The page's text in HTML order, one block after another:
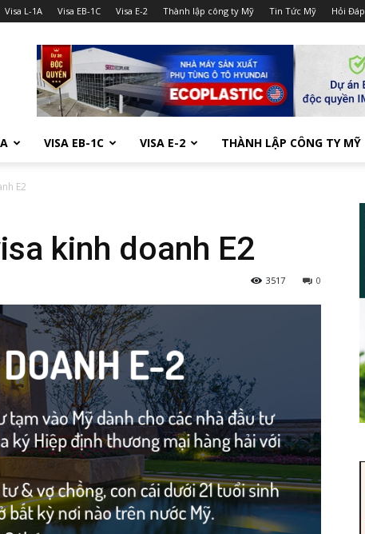
Visa L-1A Visa EB-1C Visa E-2 Thành lập công ty Mỹ Tin Tức Mỹ Hỏi Đáp
VISA EB-1C VISA E-2 THÀNH LẬP CÔNG TY MỸ
E2
kinh doanh E2
0
3517